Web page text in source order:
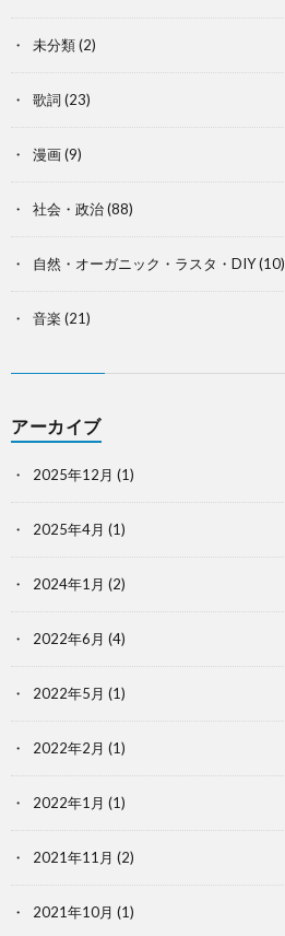
未分類(2)
歌詞 (23)
漫画(9)
社会・政治(88)
自然・オーガニック・ラスタ・DIY(10)
音楽 (21)
アーカイブ
2025年12月 (1)
2025年4月 (1)
2024年1月 (2)
2022年6月 (4)
2022年5月 (1)
2022年2月 (1)
2022年1月 (1)
2021年11月 (2)
2021年10月 (1)